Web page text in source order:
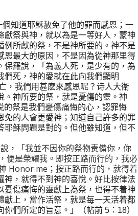
知道耶穌赦免了他的罪而感恩；一
祭與神，就以為是一等好人，蒙神
所獻的祭，不是神所要的。神不是
最大的原因，不是因為從神那里得
羅說，「為義人死，是少有的，為
死，神的愛就在此向我們顯明
，我們用甚麽來感恩呢？诗人大衛
神所要的祭，就是憂傷的靈。神
的祭是我們憂傷痛悔的心，認罪悔
的人會更愛神；知道自己許多的罪
穌問題是對的。但他雖知道，但不
說，「我並不因你的祭物责備你，你
便是榮耀我。即按正路而行的，我必
Honor me ；按正路而行的，就得着
，就得不到神的喜悅。好比按律法
傷痛悔的靈獻上為祭，也得不着神
上，當作活祭，就是每一天活着都
你們所定的旨意。」（帖前 5 ： 18）